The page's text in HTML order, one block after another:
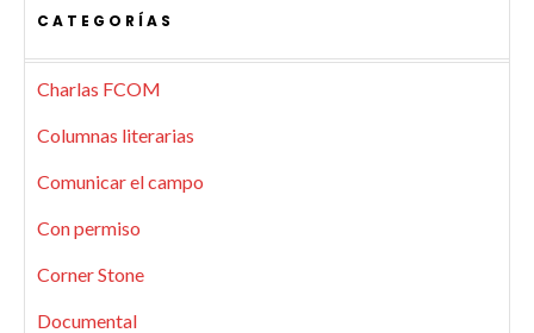
CATEGORÍAS
Charlas FCOM
Columnas literarias
Comunicar el campo
Con permiso
Corner Stone
Documental